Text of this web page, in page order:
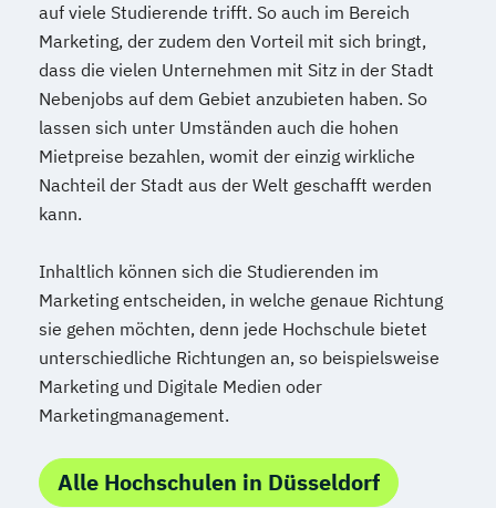
auf viele Studierende trifft. So auch im Bereich
Marketing, der zudem den Vorteil mit sich bringt,
dass die vielen Unternehmen mit Sitz in der Stadt
Nebenjobs auf dem Gebiet anzubieten haben. So
lassen sich unter Umständen auch die hohen
Mietpreise bezahlen, womit der einzig wirkliche
Nachteil der Stadt aus der Welt geschafft werden
kann.
Inhaltlich können sich die Studierenden im
Marketing entscheiden, in welche genaue Richtung
sie gehen möchten, denn jede Hochschule bietet
unterschiedliche Richtungen an, so beispielsweise
Marketing und Digitale Medien oder
Marketingmanagement.
Alle Hochschulen in Düsseldorf